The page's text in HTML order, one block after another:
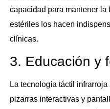
capacidad para mantener
estériles los hacen
clínicas.
3. Educación y
La tecnología táctil
pizarras interactivas y